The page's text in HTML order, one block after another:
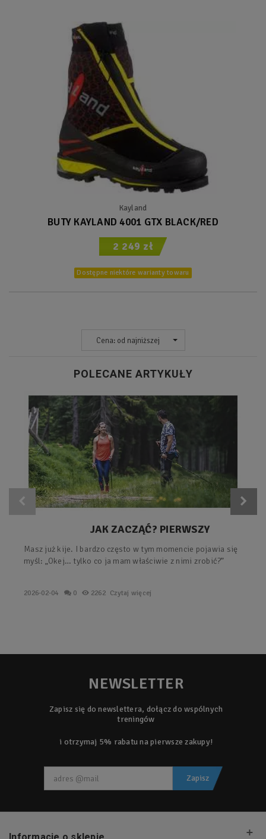
Kayland
BUTY KAYLAND 4001 GTX BLACK/RED
2 249 zł
Dostępne niektóre warianty towaru
Cena: od najniższej
POLECANE ARTYKUŁY
JAK ZACZĄĆ? PIERWSZY
PLAN KROK PO KROKU.
Masz już kije. I bardzo często w tym momencie pojawia się
myśl: „Okej… tylko co ja mam właściwie z nimi zrobić?”
2026-02-04 0 2262 Czytaj więcej
NEWSLETTER
Zapisz się do newslettera, dołącz do wspólnych
treningów
i otrzymaj 5% rabatu na pierwsze zakupy!
Zapisz